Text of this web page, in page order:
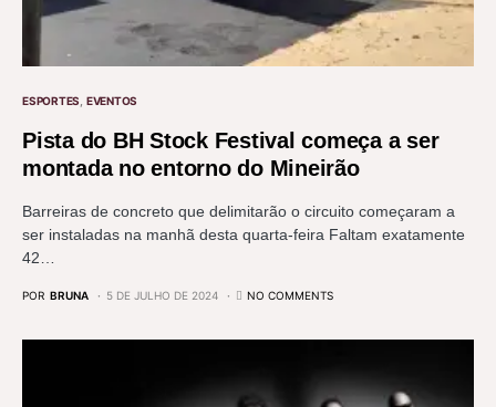
ESPORTES EVENTOS
Pista do BH Stock Festival começa a ser
montada no entorno do Mineirão
Barreiras de concreto que delimitarão o circuito começaram a
ser instaladas na manhã desta quarta-feira Faltam exatamente
42…
POR BRUNA 5 DE JULHO DE 2024 NO COMMENTS